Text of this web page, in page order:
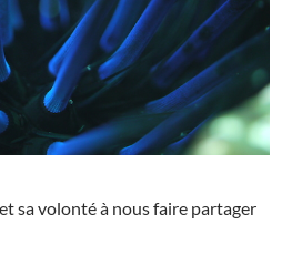
sa volonté à nous faire partager